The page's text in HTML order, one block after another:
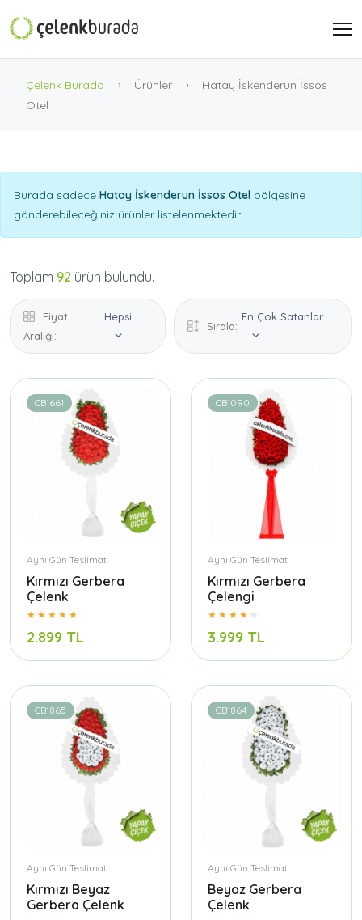
Çelenk Burada Ürünler
Hatay İskenderun İssos
Otel
Burada sadece Hatay İskenderun İssos Otel bölgesine
gönderebileceğiniz ürünler listelenmektedir.
Toplam 92 ürün bulundu.
Fiyat
Aralığı:
Hepsi
Sırala:
En Çok Satanlar
CB1661
Aynı Gün Teslimat
Kırmızı Gerbera
Çelenk
2.899 TL
CB1090
Aynı Gün Teslimat
Kırmızı Gerbera
Çelengi
3.999 TL
CB1865
Aynı Gün Teslimat
Kırmızı Beyaz
Gerbera Çelenk
CB1864
Aynı Gün Teslimat
Beyaz Gerbera
Çelenk